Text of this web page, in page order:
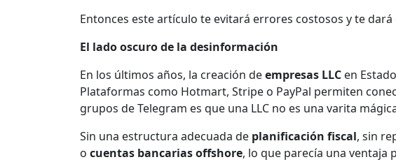
Entonces este artículo te evitará errores costosos y te
El lado oscuro de la desinformación
En los últimos años, la creación deempresas LLC en
Plataformas como Hotmart, Stripe o PayPal permiten
grupos de Telegram es que una LLC no es una varita
Sin una estructura adecuada de planificación fiscal, sin
o cuentas bancarias offshore, lo que parecía una ventaja